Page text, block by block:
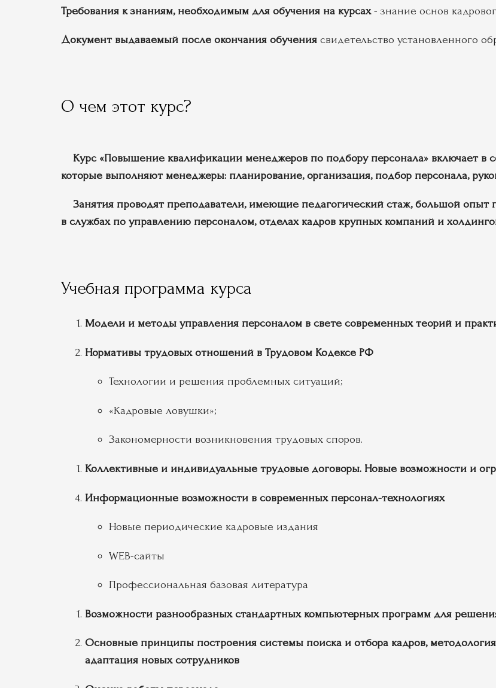
Требования к знаниям, необходимым для обучения на курсах- знание основ
Документ выдаваемый после окончания обучения свидетельство установленного
О чем этот курс?
Курс «Повышение квалификации менеджеров по подбору персонала» включает в
которые выполняют менеджеры: планирование, организация, подбор персонала,
Занятия проводят преподаватели, имеющие педагогический стаж, большой опыт
в службах по управлению персоналом, отделах кадров крупных компаний и
Учебная программа курса
Модели и методы управления персоналом в свете современных теорий и
Нормативы трудовых отношений в Трудовом Кодексе РФ
Технологии и решения проблемных ситуаций;
«Кадровые ловушки»;
Закономерности возникновения трудовых споров.
Коллективные и индивидуальные трудовые договоры. Новые возможности и
Информационные возможности в современных персонал-технологиях
Новые периодические кадровые издания
WEB-сайты
Профессиональная базовая литература
Возможности разнообразных стандартных компьютерных программ для
Основные принципы построения системы поиска и отбора кадров,
адаптация новых сотрудников